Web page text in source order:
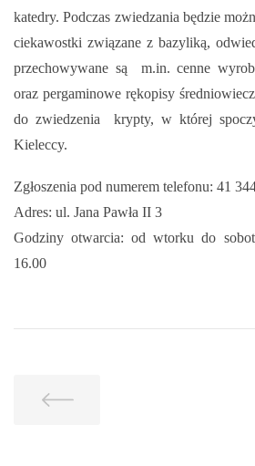
katedry. Podczas zwiedzania będzie
ciekawostki związane z bazyliką,
przechowywane są m.in. cenne
oraz pergaminowe rękopisy
do zwiedzenia krypty, w której
Kieleccy.
Zgłoszenia pod numerem telefonu: 41
Adres: ul. Jana Pawła II 3
Godziny otwarcia: od wtorku do
16.00